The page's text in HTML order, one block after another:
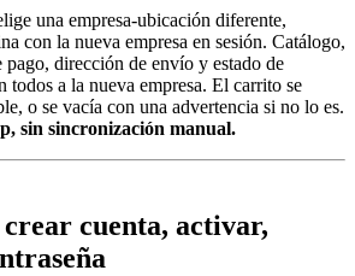
una empresa-ubicación diferente,
con la nueva empresa en sesión. Catálogo,
pago, dirección de envío y estado de
todos a la nueva empresa. El carrito se
o se vacía con una advertencia si no lo es.
sin sincronización manual.
cuenta, activar,